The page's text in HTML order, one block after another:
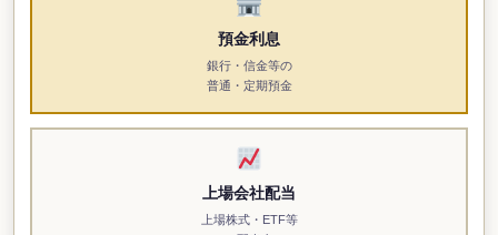
預金利息
銀行・信金等の
普通・定期預金
上場会社配当
上場株式・ETF等